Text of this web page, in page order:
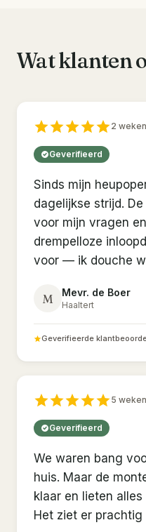
Wat klanten
2
Geverifieerd
Sinds mijn
dagelijkse strijd.
voor mijn vragen
drempelloze
voor — ik douche
M Mevr. de Boer
Haaltert
Geverifieerde
5
Geverifieerd
We waren bang
huis. Maar de
klaar en lieten
Het ziet er